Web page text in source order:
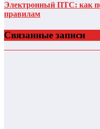
Электронный ПТС: как
правилам
Связанные записи